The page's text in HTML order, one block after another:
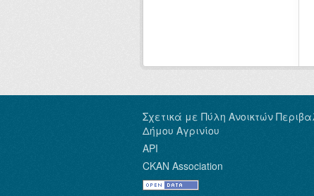
Σχετικά με Πύλη Ανοικτών
Δήμου Αγρινίου
API
CKAN Association